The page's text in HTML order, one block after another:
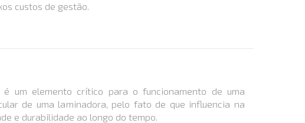
custos de gestão.
é um elemento crítico para o funcionamento de uma
de uma laminadora, pelo fato de que influencia na
e durabilidade ao longo do tempo.